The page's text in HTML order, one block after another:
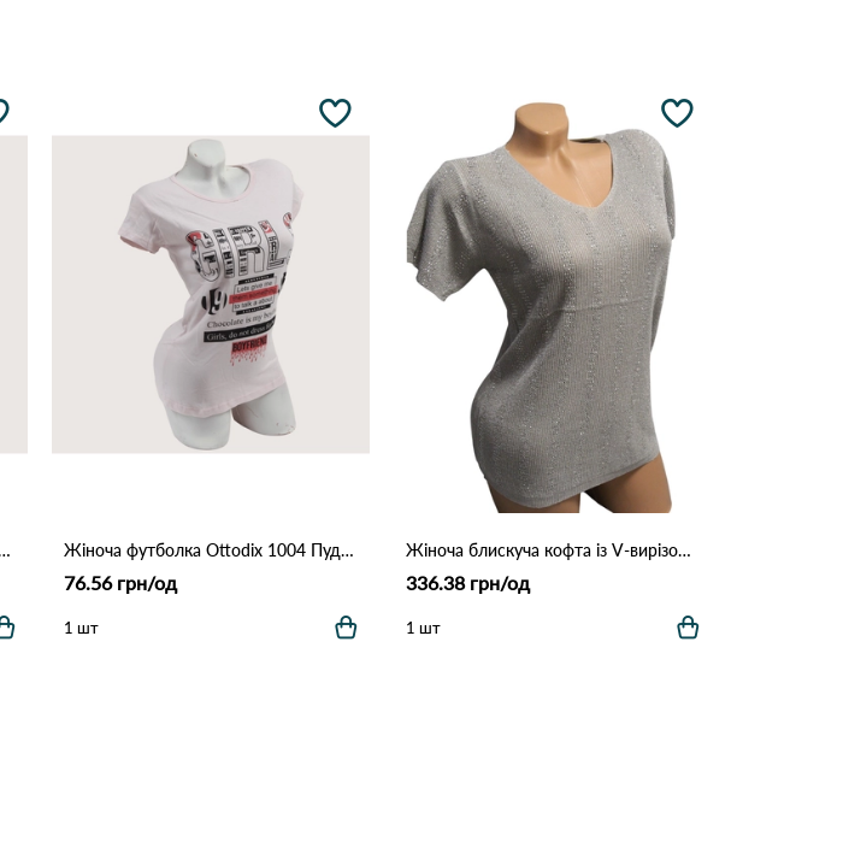
1004 Червоний Жіноча футболка Ottodix 1004 Пудра
76.56 грн/од
1 шт
Жіноча блискуча кофта із V‑вирізом (сріблястий меланж) 108
336.38 грн/од
1 шт